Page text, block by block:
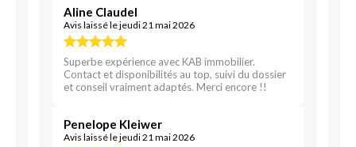
Aline Claudel
Avis laissé le jeudi 21 mai 2026
Superbe expérience avec KAB immobilier.
Contact et disponibilités au top, suivi du dossier
et conseil vraiment adaptés. Merci encore !!
Penelope Kleiwer
Avis laissé le jeudi 21 mai 2026